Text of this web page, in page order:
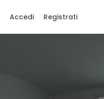
Accedi Registrati